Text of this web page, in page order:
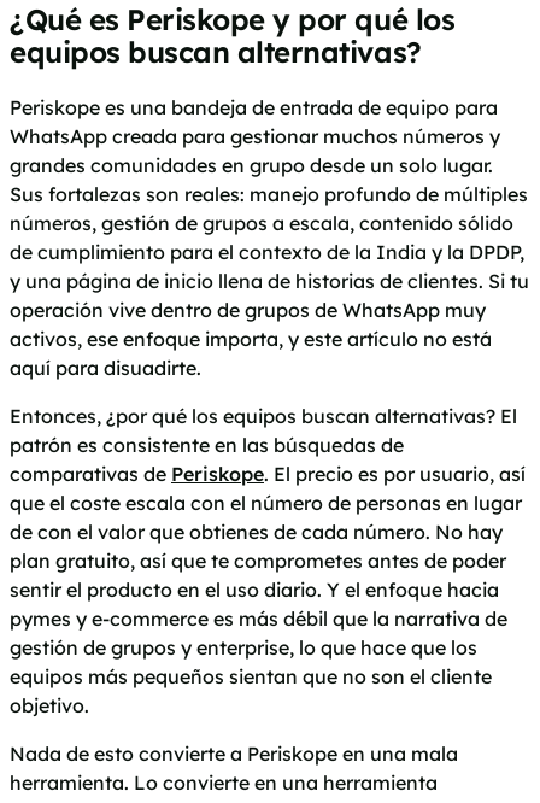
¿Qué es Periskope y por qué los
equipos buscan alternativas?
Periskope es una bandeja de entrada de equipo para
WhatsApp creada para gestionar muchos números y
grandes comunidades en grupo desde un solo lugar.
Sus fortalezas son reales: manejo profundo de múltiples
números, gestión de grupos a escala, contenido sólido
de cumplimiento para el contexto de la India y la DPDP,
y una página de inicio llena de historias de clientes. Si tu
operación vive dentro de grupos de WhatsApp muy
activos, ese enfoque importa, y este artículo no está
aquí para disuadirte.
Entonces, ¿por qué los equipos buscan alternativas? El
patrón es consistente en las búsquedas de
comparativas de Periskope. El precio es por usuario, así
que el coste escala con el número de personas en lugar
de con el valor que obtienes de cada número. No hay
plan gratuito, así que te comprometes antes de poder
sentir el producto en el uso diario. Y el enfoque hacia
pymes y e-commerce es más débil que la narrativa de
gestión de grupos y enterprise, lo que hace que los
equipos más pequeños sientan que no son el cliente
objetivo.
Nada de esto convierte a Periskope en una mala
herramienta. Lo convierte en una herramienta